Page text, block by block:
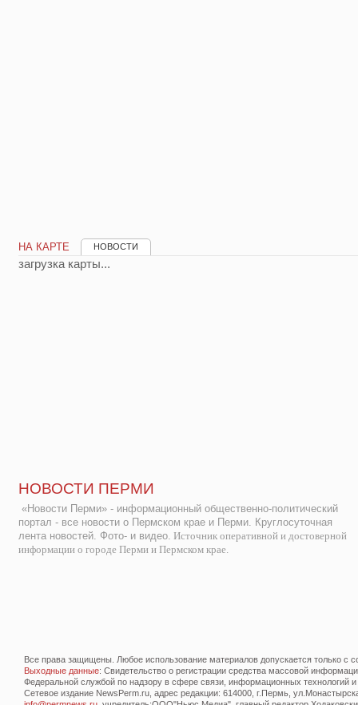
НА КАРТЕ НОВОСТИ
загрузка карты...
НОВОСТИ ПЕРМИ
«Новости Перми» - информационный общественно-политический
портал - все новости о Пермском крае и Перми. Круглосуточная
лента новостей. Фото- и видео. Источник оперативной и достоверной
информации о городе Перми и Пермском крае.
Все права защищены. Любое использование материалов допускается только с
Выходные данные: Свидетельство о регистрации средства массовой
Федеральной службой по надзору в сфере связи, информационных технологий
Сетевое издание NewsPerm.ru, адрес редакции: 614000, г.Пермь,